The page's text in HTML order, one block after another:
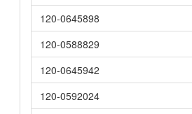
120-0645898
120-0588829
120-0645942
120-0592024